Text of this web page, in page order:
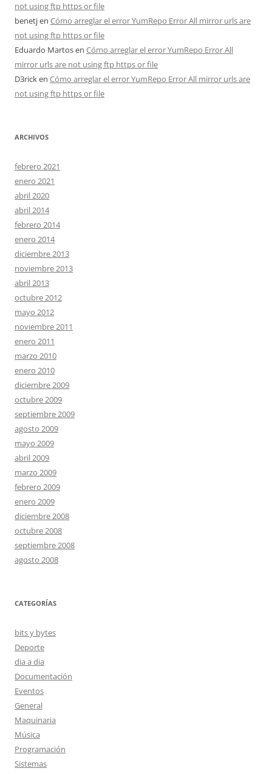
not using ftp https or file
benetjen Cómo arreglar el error YumRepo Error All mirror urls are
not using ftp https or file
Eduardo Martosen Cómo arreglar el error YumRepo Error All
mirror urls are not using ftp https or file
D3ricken Cómo arreglar el error YumRepo Error All mirror urls are
not using ftp https or file
ARCHIVOS
febrero 2021
enero 2021
abril 2020
abril 2014
febrero 2014
enero 2014
diciembre 2013
noviembre 2013
abril 2013
octubre 2012
mayo 2012
noviembre 2011
enero 2011
marzo 2010
enero 2010
diciembre 2009
octubre 2009
septiembre 2009
agosto 2009
mayo 2009
abril 2009
marzo 2009
febrero 2009
enero 2009
diciembre 2008
octubre 2008
septiembre 2008
agosto 2008
CATEGORÍAS
bits y bytes
Deporte
dia a dia
Documentación
Eventos
General
Maquinaria
Música
Programación
Sistemas